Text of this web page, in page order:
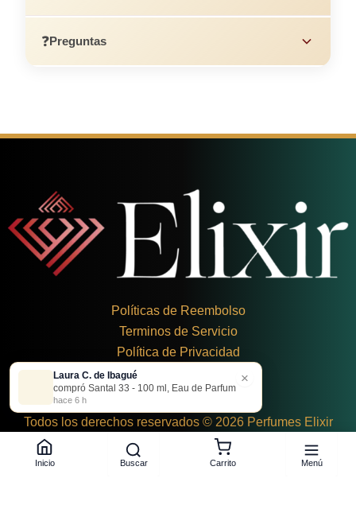
❓Preguntas
Políticas de Reembolso
Terminos de Servicio
Política de Privacidad
+57 324 248 8379
Todos los derechos reservados © 2026 Perfumes Elixir
Inicio Buscar Carrito Menú
Laura C. de Ibagué
compró Santal 33 - 100 ml, Eau de Parfum
hace 6 h
×